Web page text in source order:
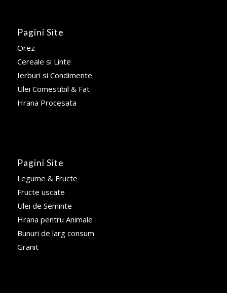
Pagini Site
Orez
Cereale si Linte
Ierburi si Condimente
Ulei Comestibil & Fat
Hrana Procesata
Pagini Site
Legume & Fructe
Fructe uscate
Ulei de Seminte
Hrana pentru Animale
Bunuri de larg consum
Granit